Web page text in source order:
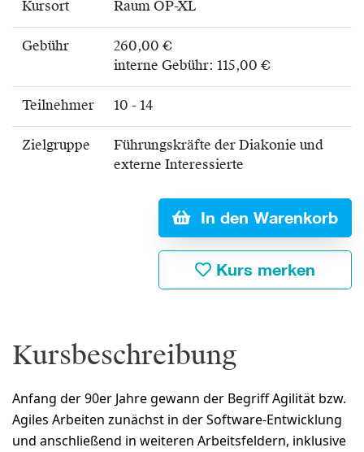
Kursort Raum OP-XL
Gebühr
260,00 €
interne Gebühr: 115,00 €
Teilnehmer 10 - 14
Zielgruppe
Führungskräfte der Diakonie und
externe Interessierte
In den Warenkorb
Kurs merken
Kursbeschreibung
Anfang der 90er Jahre gewann der Begriff Agilität bzw.
Agiles Arbeiten zunächst in der Software-Entwicklung
und anschließend in weiteren Arbeitsfeldern, inklusive